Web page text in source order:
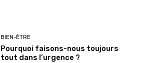
BIEN-ÊTRE
Pourquoi faisons-nous toujours
tout dans l’urgence ?